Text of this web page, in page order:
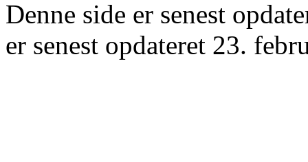
Denne side er senest
er senest opdateret 23.